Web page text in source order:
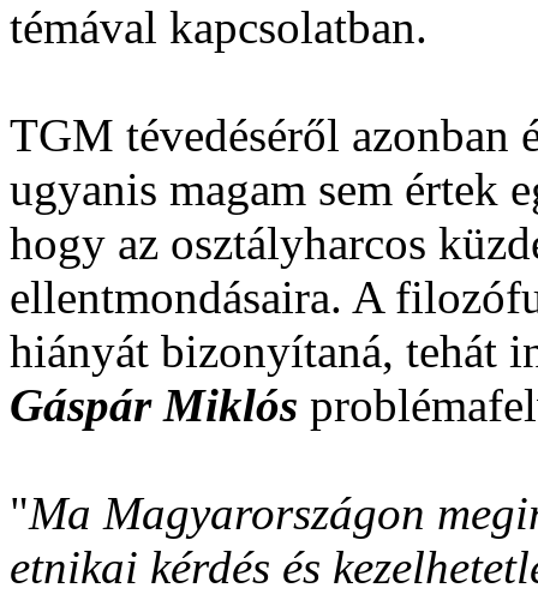
témával kapcsolatban.
TGM tévedéséről azonban
ugyanis magam sem értek
hogy az osztályharcos
ellentmondásaira. A
hiányát bizonyítaná, tehát
Gáspár Miklós
"Ma Magyarországon
etnikai kérdés és